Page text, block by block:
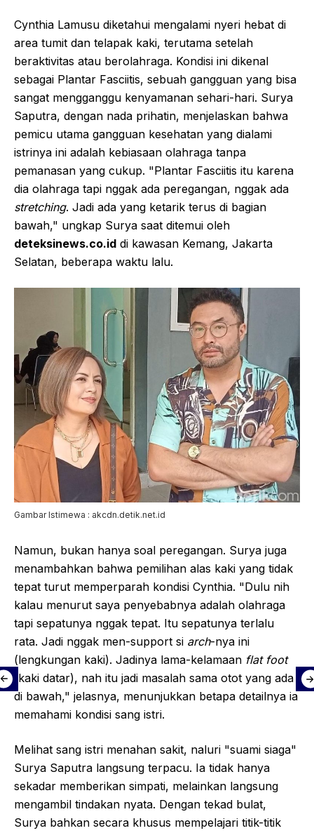
Cynthia Lamusu diketahui mengalami nyeri hebat di
area tumit dan telapak kaki, terutama setelah
beraktivitas atau berolahraga. Kondisi ini dikenal
sebagai Plantar Fasciitis, sebuah gangguan yang bisa
sangat mengganggu kenyamanan sehari-hari. Surya
Saputra, dengan nada prihatin, menjelaskan bahwa
pemicu utama gangguan kesehatan yang dialami
istrinya ini adalah kebiasaan olahraga tanpa
pemanasan yang cukup. "Plantar Fasciitis itu karena
dia olahraga tapi nggak ada peregangan, nggak ada
stretching. Jadi ada yang ketarik terus di bagian
bawah," ungkap Surya saat ditemui oleh
deteksinews.co.id di kawasan Kemang, Jakarta
Selatan, beberapa waktu lalu.
Gambar Istimewa : akcdn.detik.net.id
Namun, bukan hanya soal peregangan. Surya juga
menambahkan bahwa pemilihan alas kaki yang tidak
tepat turut memperparah kondisi Cynthia. "Dulu nih
kalau menurut saya penyebabnya adalah olahraga
tapi sepatunya nggak tepat. Itu sepatunya terlalu
rata. Jadi nggak men-support si arch-nya ini
(lengkungan kaki). Jadinya lama-kelamaan flat foot
(kaki datar), nah itu jadi masalah sama otot yang ada
di bawah," jelasnya, menunjukkan betapa detailnya ia
memahami kondisi sang istri.
Melihat sang istri menahan sakit, naluri "suami siaga"
Surya Saputra langsung terpacu. Ia tidak hanya
sekadar memberikan simpati, melainkan langsung
mengambil tindakan nyata. Dengan tekad bulat,
Surya bahkan secara khusus mempelajari titik-titik